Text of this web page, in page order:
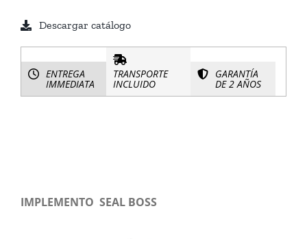
Descargar catálogo
ENTREGA
IMMEDIATA
TRANSPORTE
INCLUIDO
GARANTÍA
DE 2 AÑOS
IMPLEMENTO SEAL BOSS